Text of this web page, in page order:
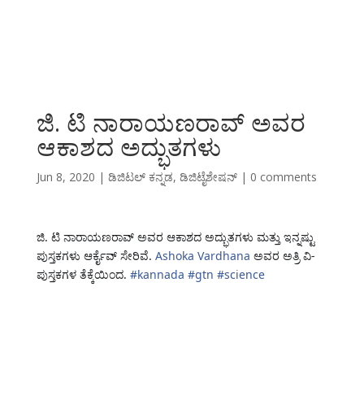
ಜಿ. ಟಿ ನಾರಾಯಣರಾವ್ ಅವರ
ಆಕಾಶದ ಅದ್ಭುತಗಳು
Jun 8, 2020 | ಡಿಜಿಟಲ್ ಕನ್ನಡ, ಡಿಜಿಟೈಶೇಷನ್| 0 comments
ಜಿ. ಟಿ ನಾರಾಯಣರಾವ್ ಅವರ ಆಕಾಶದ ಅದ್ಭುತಗಳು ಮತ್ತು ಇನ್ನಷ್ಟು
ಪುಸ್ತಕಗಳು ಆರ್ಕೈವ್ ಸೇರಿವೆ. Ashoka Vardhana ಅವರ ಅತ್ರಿ ವಿ-
ಪುಸ್ತಕಗಳ ತೆಕ್ಕೆಯಿಂದ. #kannada #gtn #science